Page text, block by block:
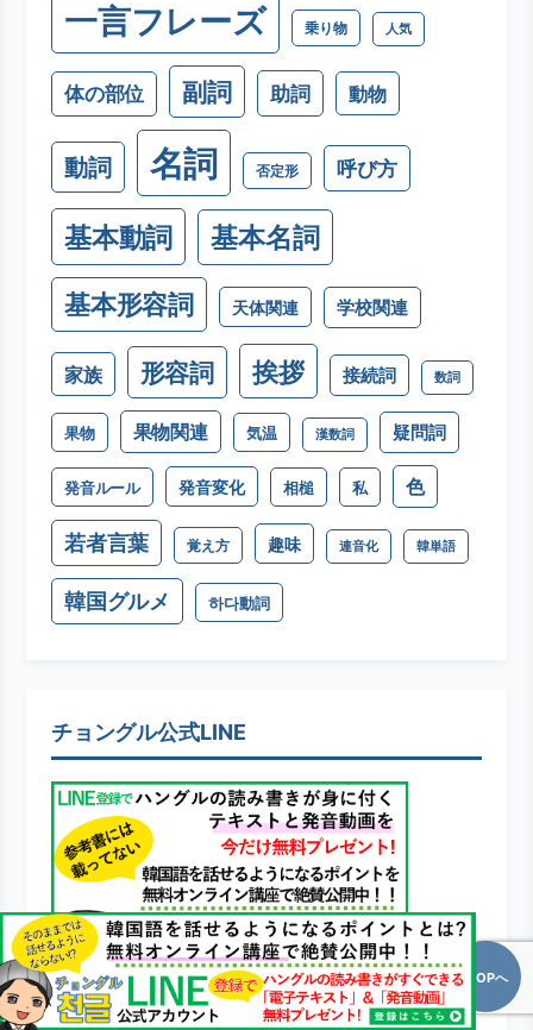
一言フレーズ 乗り物 人気
体の部位 副詞 助詞 動物
動詞 名詞 否定形 呼び方
基本動詞 基本名詞
基本形容詞 天体関連 学校関連
家族 形容詞 挨拶 接続詞 数詞
果物 果物関連 気温 漢数詞 疑問詞
発音ルール 発音変化 相槌 私 色
若者言葉 覚え方 趣味 連音化 韓単語
韓国グルメ 하다動詞
チョングル公式LINE
TOPへ